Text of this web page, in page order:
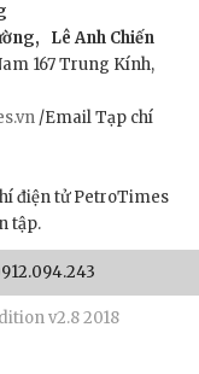
Lê Anh Chiến
167 Trung Kính,
/Email Tạp chí
điện tử PetroTimes
tập.
v2.8 2018